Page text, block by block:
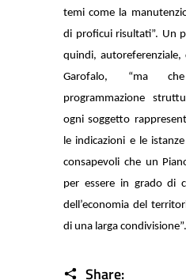
temi come la
di proficui risultati”. Un
quindi, autoreferenziale,
Garofalo, “ma
programmazione
ogni soggetto
le indicazioni e le
consapevoli che un
per essere in grado di
dell’economia del
di una larga condivisione”.
Share: